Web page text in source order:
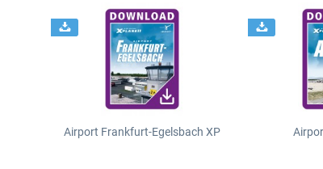
Airport Frankfurt-Egelsbach XP